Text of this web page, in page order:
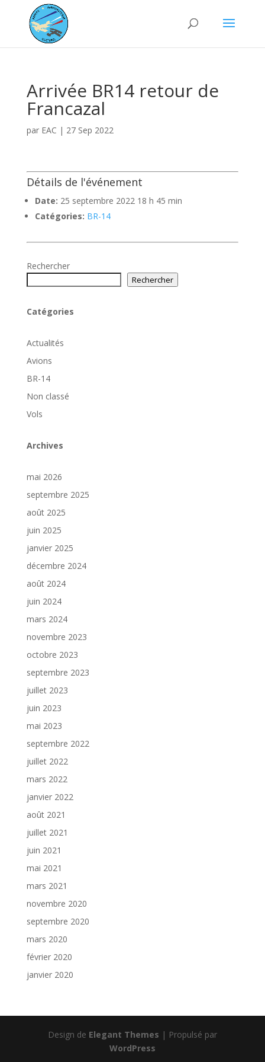
Arrivée BR14 retour de
Francazal
par EAC | 27 Sep 2022
Détails de l'événement
Date: 25 septembre 2022 18 h 45 min
Catégories: BR-14
Rechercher
Rechercher
Catégories
Actualités
Avions
BR-14
Non classé
Vols
Archives
mai 2026
septembre 2025
août 2025
juin 2025
janvier 2025
décembre 2024
août 2024
juin 2024
mars 2024
novembre 2023
octobre 2023
septembre 2023
juillet 2023
juin 2023
mai 2023
septembre 2022
juillet 2022
mars 2022
janvier 2022
août 2021
juillet 2021
juin 2021
mai 2021
mars 2021
novembre 2020
septembre 2020
mars 2020
février 2020
janvier 2020
Design de Elegant Themes | Propulsé par
WordPress